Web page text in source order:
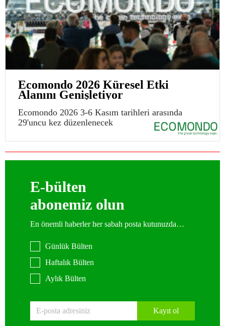
Ecomondo 2026 Küresel Etki
Alanını Genişletiyor
Ecomondo 2026 3-6 Kasım tarihleri arasında
29'uncu kez düzenlenecek
E-bülten
abonemiz olun
En önemli haberler her sabah posta kutunuzda…
Günlük Bülten
Haftalık Bülten
Aylık Bülten
Kayıt ol